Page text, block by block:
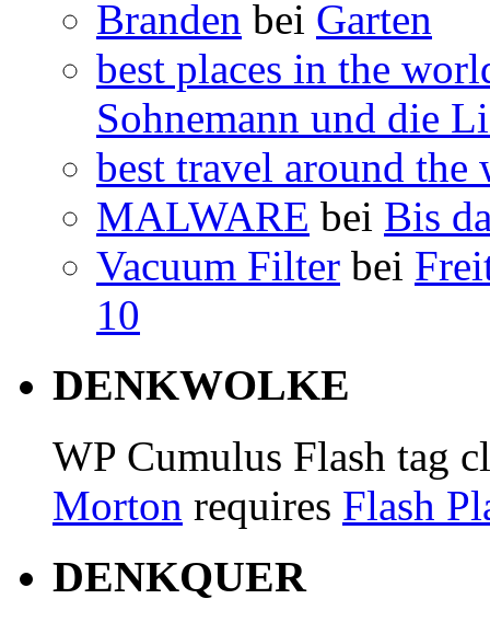
Branden bei Garten
best places in the
Sohnemann und die
best travel around the
MALWARE bei Bis
Vacuum Filter bei
10
DENKWOLKE
WP Cumulus Flash tag
Morton requires Flash
DENKQUER